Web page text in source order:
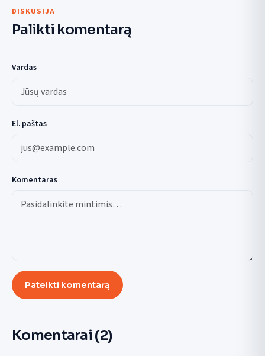
DISKUSIJA
Palikti komentarą
Vardas
El. paštas
Komentaras
Pateikti komentarą
Komentarai (2)